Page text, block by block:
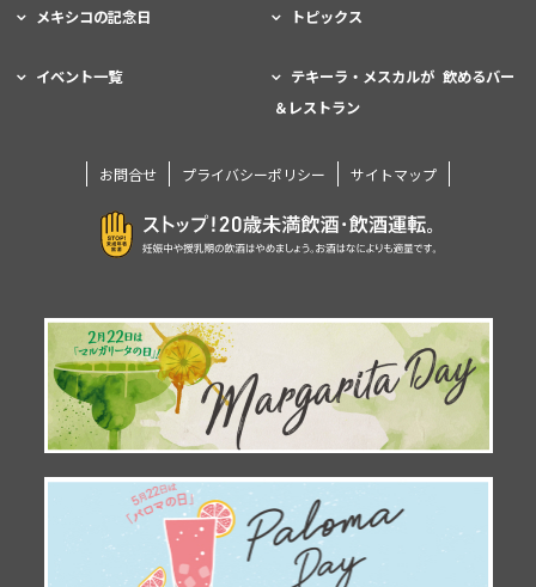
メキシコの記念日 トピックス
イベント一覧
テキーラ・メスカルが 飲めるバー
＆レストラン
お問合せ プライバシーポリシー サイトマップ